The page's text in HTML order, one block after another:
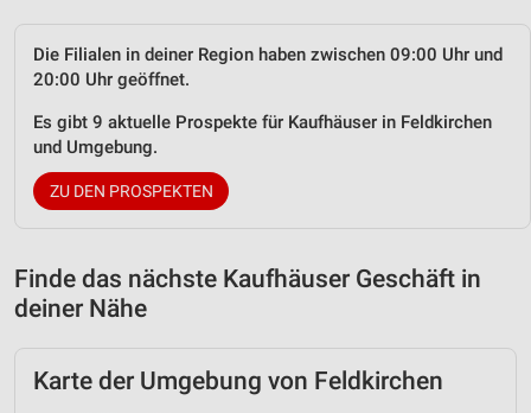
Die Filialen in deiner Region haben zwischen 09:00 Uhr und
20:00 Uhr geöffnet.
Es gibt 9 aktuelle Prospekte für Kaufhäuser in Feldkirchen
und Umgebung.
ZU DEN PROSPEKTEN
Finde das nächste Kaufhäuser Geschäft in
deiner Nähe
Karte der Umgebung von Feldkirchen